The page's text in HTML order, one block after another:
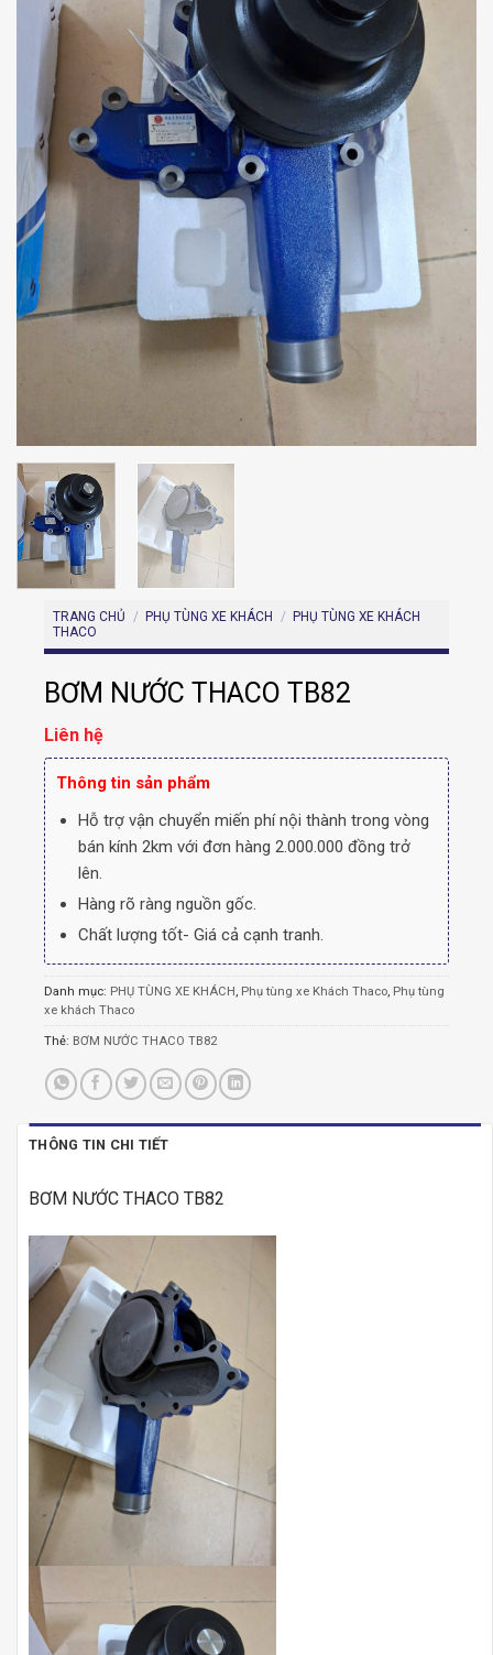
TRANG CHỦ / PHỤ TÙNG XE KHÁCH / PHỤ TÙNG XE KHÁCH
THACO
BƠM NƯỚC THACO TB82
Liên hệ
Thông tin sản phẩm
Hỗ trợ vận chuyển miến phí nội thành trong vòng
bán kính 2km với đơn hàng 2.000.000 đồng trở
lên.
Hàng rõ ràng nguồn gốc.
Chất lượng tốt- Giá cả cạnh tranh.
Danh mục: PHỤ TÙNG XE KHÁCH Phụ tùng xe Khách Thaco Phụ tùng
xe khách Thaco
Thẻ: BƠM NƯỚC THACO TB82
THÔNG TIN CHI TIẾT
BƠM NƯỚC THACO TB82